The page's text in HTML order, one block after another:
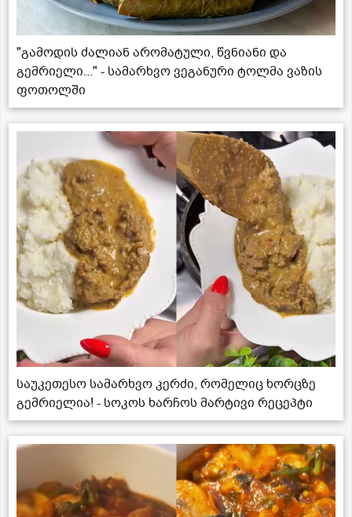
"გამოდის ძალიან არომატული, წვნიანი და
გემრიელი..." - სამარხვო ვეგანური ტოლმა ვაზის
ფოთოლში
საუკეთესო სამარხვო კერძი, რომელიც ხორცზე
გემრიელია! - სოკოს ხარჩოს მარტივი რეცეპტი